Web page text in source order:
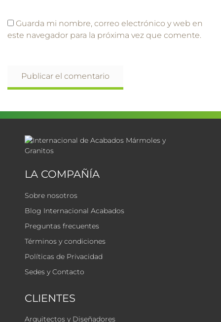
Guarda mi nombre, correo electrónico y web en
este navegador para la próxima vez que comente.
LA COMPAÑÍA
Sobre nosotros
Blog Internacional Acabados
Preguntas frecuentes
Términos y condiciones
Políticas de Privacidad
Sedes y Contacto
CLIENTES
Arquitectos y Diseñadores